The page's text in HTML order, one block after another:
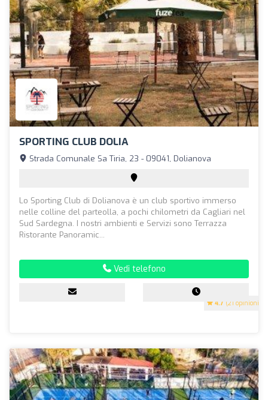
SPORTING CLUB DOLIA
4.7 (21 opinioni)
Strada Comunale Sa Tiria, 23 - 09041, Dolianova
Lo Sporting Club di Dolianova è un club sportivo immerso
nelle colline del parteolla, a pochi chilometri da Cagliari nel
Sud Sardegna. I nostri ambienti e Servizi sono Terrazza
Ristorante Panoramic...
Vedi telefono